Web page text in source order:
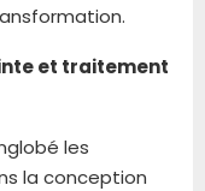
et traitement
les
la conception